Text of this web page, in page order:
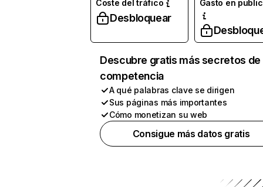
Coste del tráfico
Desbloquear
Gasto en
Descubre gratis más secretos de
competencia
A qué palabras clave se dirigen
Sus páginas más importantes
Cómo monetizan su web
Consigue más datos gratis